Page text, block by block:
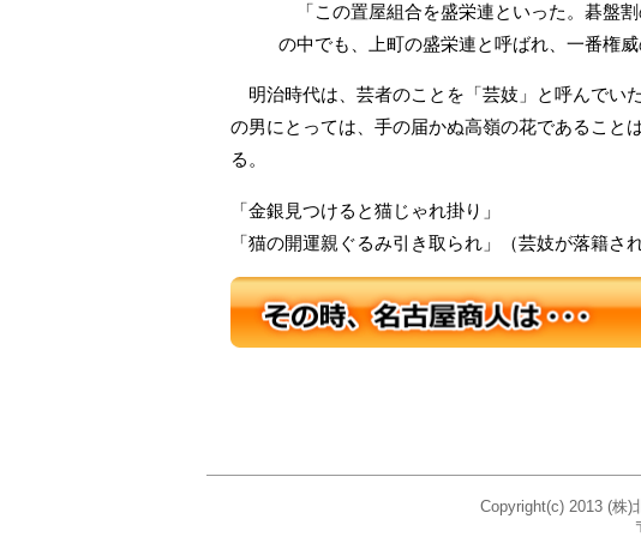
「この置屋組合を盛栄連といった。碁盤
の中でも、上町の盛栄連と呼ばれ、一番権威
明治時代は、芸者のことを「芸妓」と呼んでい
の男にとっては、手の届かぬ高嶺の花であること
る。
「金銀見つけると猫じゃれ掛り」
「猫の開運親ぐるみ引き取られ」（芸妓が落籍さ
Copyright(c) 2013 (株)